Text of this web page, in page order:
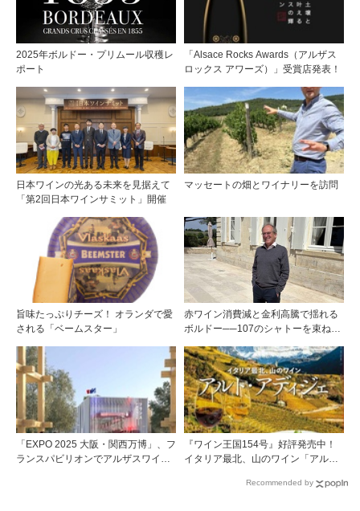
2025年ボルドー・プリムール収穫レ
ポート
「Alsace Rocks Awards（アルザス
ロックス アワーズ）」受賞店発表！
日本ワインの光ある未来を見据えて
「第2回日本ワインサミット」開催
マッセートの畑とワイナリーを訪問
旨味たっぷりチーズ！ オランダで愛
される「ベームスター」
赤ワイン消費減と金利高騰で揺れる
ボルドー──107のシャトーを束ねる
革
「EXPO 2025 大阪・関西万博」、フ
ランスパビリオンでアルザスワイン
『ワイン王国154号』好評発売中！
イタリア最北、山のワイン「アル
エが偏愛するシャンパーニュ」第二
Recommended by